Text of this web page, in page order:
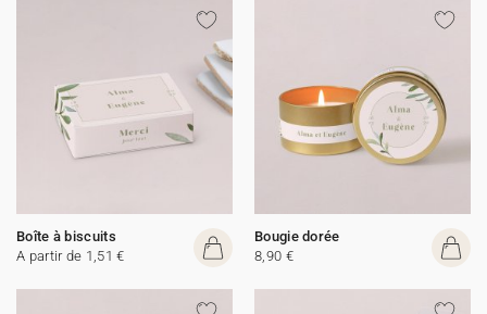
Boîte à biscuits
A partir de 1,51 €
Bougie dorée
8,90 €